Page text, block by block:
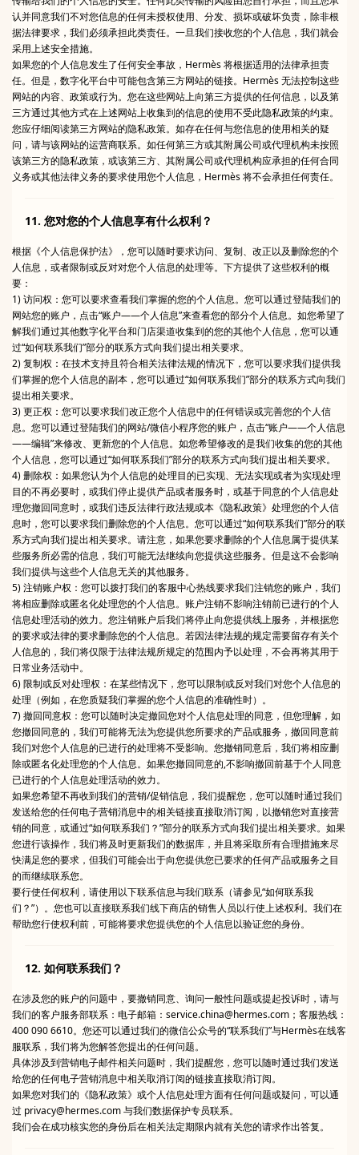
认并同意我们不对您信息的任何未授权使用、分发、损坏或破坏负责，除非根
据法律要求，我们必须承担此类责任。一旦我们接收您的个人信息，我们就会
采用上述安全措施。
如果您的个人信息发生了任何安全事故，Hermès 将根据适用的法律承担责
任。但是，数字化平台中可能包含第三方网站的链接。Hermès 无法控制这些
网站的内容、政策或行为。您在这些网站上向第三方提供的任何信息，以及第
三方通过其他方式在上述网站上收集到的信息的使用不受此隐私政策的约束。
您应仔细阅读第三方网站的隐私政策。如存在任何与您信息的使用相关的疑
问，请与该网站的运营商联系。如任何第三方或其附属公司或代理机构未按照
该第三方的隐私政策，或该第三方、其附属公司或代理机构应承担的任何合同
义务或其他法律义务的要求使用您个人信息，Hermès 将不会承担任何责任。
11. 您对您的个人信息享有什么权利？
根据《个人信息保护法》，您可以随时要求访问、复制、改正以及删除您的个
人信息，或者限制或反对对您个人信息的处理等。下方提供了这些权利的概
要：
1) 访问权：您可以要求查看我们掌握的您的个人信息。您可以通过登陆我们的
网站您的账户，点击“账户——个人信息”来查看您的部分个人信息。如您希望了
解我们通过其他数字化平台和门店渠道收集到的您的其他个人信息，您可以通
过“如何联系我们”部分的联系方式向我们提出相关要求。
2) 复制权：在技术支持且符合相关法律法规的情况下，您可以要求我们提供我
们掌握的您个人信息的副本，您可以通过“如何联系我们”部分的联系方式向我们
提出相关要求。
3) 更正权：您可以要求我们改正您个人信息中的任何错误或完善您的个人信
息。您可以通过登陆我们的网站/微信小程序您的账户，点击“账户——个人信息
——编辑”来修改、更新您的个人信息。如您希望修改的是我们收集的您的其他
个人信息，您可以通过“如何联系我们”部分的联系方式向我们提出相关要求。
4) 删除权：如果您认为个人信息的处理目的已实现、无法实现或者为实现处理
目的不再必要时，或我们停止提供产品或者服务时，或基于同意的个人信息处
理您撤回同意时，或我们违反法律行政法规或本《隐私政策》处理您的个人信
息时，您可以要求我们删除您的个人信息。您可以通过“如何联系我们”部分的联
系方式向我们提出相关要求。请注意，如果您要求删除的个人信息属于提供某
些服务所必需的信息，我们可能无法继续向您提供这些服务。但是这不会影响
我们提供与这些个人信息无关的其他服务。
5) 注销账户权：您可以拨打我们的客服中心热线要求我们注销您的账户，我们
将相应删除或匿名化处理您的个人信息。账户注销不影响注销前已进行的个人
信息处理活动的效力。您注销账户后我们将停止向您提供线上服务，并根据您
的要求或法律的要求删除您的个人信息。若因法律法规的规定需要留存有关个
人信息的，我们将仅限于法律法规所规定的范围内予以处理，不会再将其用于
日常业务活动中。
6) 限制或反对处理权：在某些情况下，您可以限制或反对我们对您个人信息的
处理（例如，在您质疑我们掌握的您个人信息的准确性时）。
7) 撤回同意权：您可以随时决定撤回您对个人信息处理的同意，但您理解，如
您撤回同意的，我们可能将无法为您提供您所要求的产品或服务，撤回同意前
我们对您个人信息的已进行的处理将不受影响。您撤销同意后，我们将相应删
除或匿名化处理您的个人信息。如果您撤回同意的,不影响撤回前基于个人同意
已进行的个人信息处理活动的效力。
如果您希望不再收到我们的营销/促销信息，我们提醒您，您可以随时通过我们
发送给您的任何电子营销消息中的相关链接直接取消订阅，以撤销您对直接营
销的同意，或通过“如何联系我们？”部分的联系方式向我们提出相关要求。如果
您进行该操作，我们将及时更新我们的数据库，并且将采取所有合理措施来尽
快满足您的要求，但我们可能会出于向您提供您已要求的任何产品或服务之目
的而继续联系您。
要行使任何权利，请使用以下联系信息与我们联系（请参见“如何联系我
们？”）。您也可以直接联系我们线下商店的销售人员以行使上述权利。我们在
帮助您行使权利前，可能将要求您提供您的个人信息以验证您的身份。
12. 如何联系我们？
在涉及您的账户的问题中，要撤销同意、询问一般性问题或提起投诉时，请与
我们的客户服务部联系：电子邮箱：service.china@hermes.com；客服热线：
400 090 6610。您还可以通过我们的微信公众号的“联系我们”与Hermès在线客
服联系，我们将为您解答您提出的任何问题。
具体涉及到营销电子邮件相关问题时，我们提醒您，您可以随时通过我们发送
给您的任何电子营销消息中相关取消订阅的链接直接取消订阅。
如果您对我们的《隐私政策》或个人信息处理方面有任何问题或疑问，可以通
过 privacy@hermes.com 与我们数据保护专员联系。
我们会在成功核实您的身份后在相关法定期限内就有关您的请求作出答复。